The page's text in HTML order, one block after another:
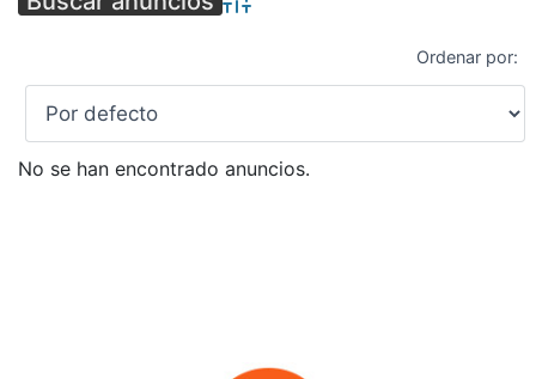
Búsqueda avanzada
Ordenar por:
No se han encontrado anuncios.